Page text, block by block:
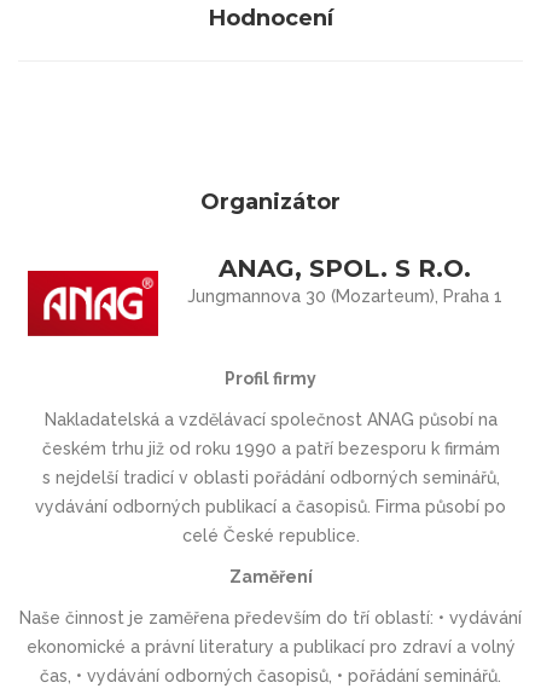
Hodnocení
Organizátor
ANAG, SPOL. S R.O.
Jungmannova 30 (Mozarteum), Praha 1
Profil firmy
Nakladatelská a vzdělávací společnost ANAG působí na
českém trhu již od roku 1990 a patří bezesporu k firmám
s nejdelší tradicí v oblasti pořádání odborných seminářů,
vydávání odborných publikací a časopisů. Firma působí po
celé České republice.
Zaměření
Naše činnost je zaměřena především do tří oblastí: • vydávání
ekonomické a právní literatury a publikací pro zdraví a volný
čas, • vydávání odborných časopisů, • pořádání seminářů.